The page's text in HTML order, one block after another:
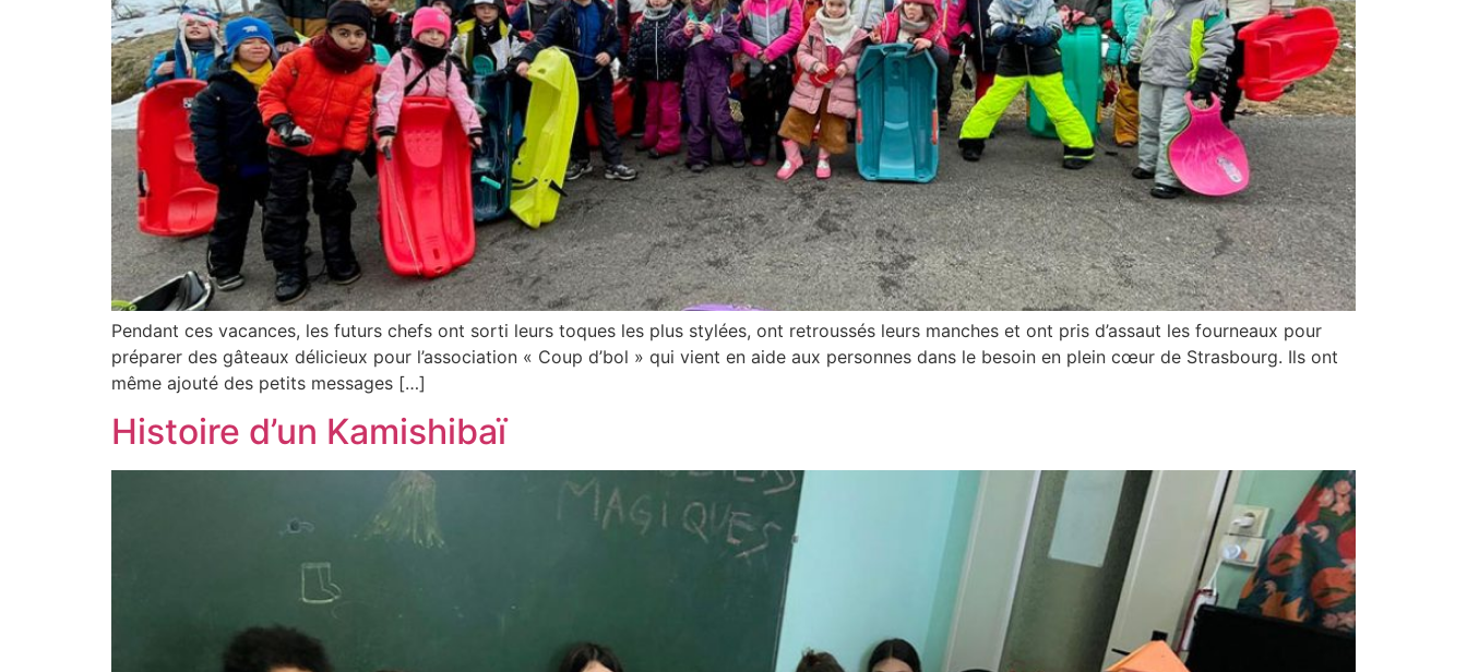
Pendant ces vacances, les futurs chefs ont sorti leurs toques les plus stylées, ont retroussés leurs manches et ont pris d’assaut les fourneaux pour
préparer des gâteaux délicieux pour l’association « Coup d’bol » qui vient en aide aux personnes dans le besoin en plein cœur de Strasbourg. Ils ont
même ajouté des petits messages […]
Histoire d’un Kamishibaï